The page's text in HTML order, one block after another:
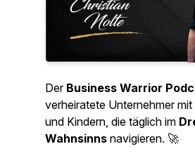
Der Business Warrior
verheiratete Unternehmer
und Kindern, die täglich im
Wahnsinns navigieren. 🚀